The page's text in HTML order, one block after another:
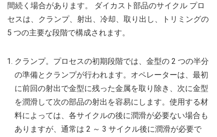
間続く場合があります。 ダイカスト部品のサイクル プロ
セスは、クランプ、射出、冷却、取り出し、トリミングの
5 つの主要な段階で構成されます。
クランプ。プロセスの初期段階では、金型の 2 つの半分
の準備とクランプが行われます。オペレーターは、最初
に前回の射出で金型に残った金属を取り除き、次に金型
を潤滑して次の部品の射出を容易にします。使用する材
料によっては、各サイクルの後に潤滑が必要ない場合も
ありますが、通常は 2 ～ 3 サイクル後に潤滑が必要で